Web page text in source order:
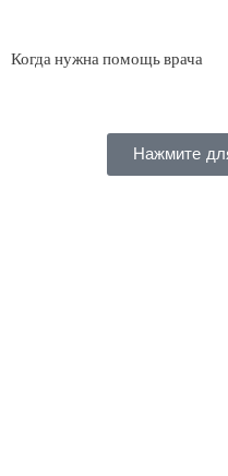
Когда нужна помощь врача
Нажмите